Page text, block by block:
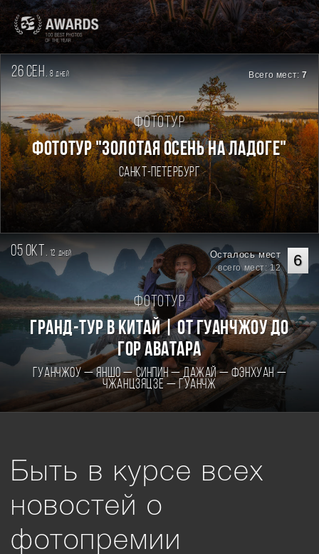
26 сен. 8дней Всего мест:7
Фототур
ФОТОТУР "ЗОЛОТАЯ ОСЕНЬ НА ЛАДОГЕ"
Санкт-Петербург
05 окт. 12 дней 6
Осталось мест
всего мест: 12
Фототур
Гранд-тур в Китай | От Гуанчжоу до
гор Аватара
Гуанчжоу — Яншо — Синпин — Дажай — Фэнхуан —
Чжанцзяцзе — Гуанчж
Быть в курсе всех
новостей о
фотопремии